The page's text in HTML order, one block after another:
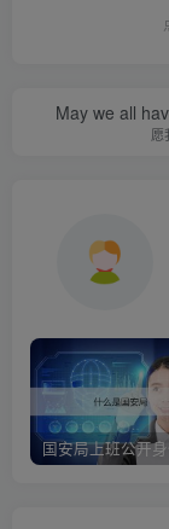
May we all
愿